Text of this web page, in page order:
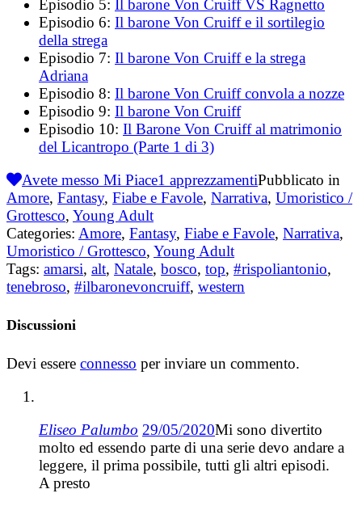
Episodio 5:
Il barone Von Cruiff VS Ragnetto
Episodio 6: Il barone Von Cruiff e il sortilegio
della strega
Episodio 7: Il barone Von Cruiff e la strega
Adriana
Episodio 8: Il barone Von Cruiff convola a nozze
Episodio 9: Il barone Von Cruiff
Episodio 10: Il Barone Von Cruiff al matrimonio
del Licantropo (Parte 1 di 3)
Avete messo Mi Piace1 apprezzamentiPubblicato in
Amore, Fantasy, Fiabe e Favole, Narrativa, Umoristico /
Grottesco, Young Adult
Categories: Amore, Fantasy, Fiabe e Favole, Narrativa,
Umoristico / Grottesco, Young Adult
Tags: amarsi, alt, Natale, bosco, top, #rispoliantonio,
tenebroso, #ilbaronevoncruiff, western
Discussioni
Devi essere connesso per inviare un commento.
Eliseo Palumbo 29/05/2020Mi sono divertito
molto ed essendo parte di una serie devo andare a
leggere, il prima possibile, tutti gli altri episodi.
A presto